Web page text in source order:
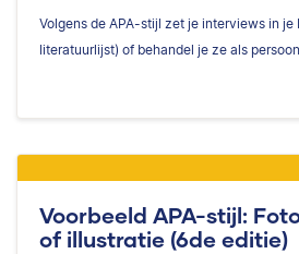
Volgens de APA-stijl zet je interviews in je
literatuurlijst) of behandel je ze als
Voorbeeld APA-stijl:
of illustratie (6de editie)